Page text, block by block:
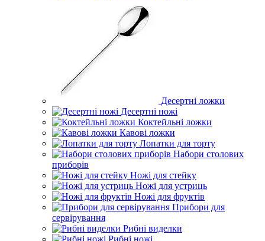
Десертні ложки
Десертні ножі
Коктейльні ложки
Кавові ложки
Лопатки для торту
Набори столових
приборів
Ножі для стейку
Ножі для устриць
Ножі для фруктів
Прибори для
сервірування
Рибні виделки
Рибні ножі